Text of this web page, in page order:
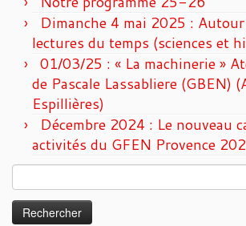
Dimanche 4 mai 2025 :
lectures du temps (sciences et
01/03/25 : « La machinerie »
de Pascale Lassabliere (GBEN)
Espillières)
Décembre 2024 : Le nouveau
activités du GFEN Provence